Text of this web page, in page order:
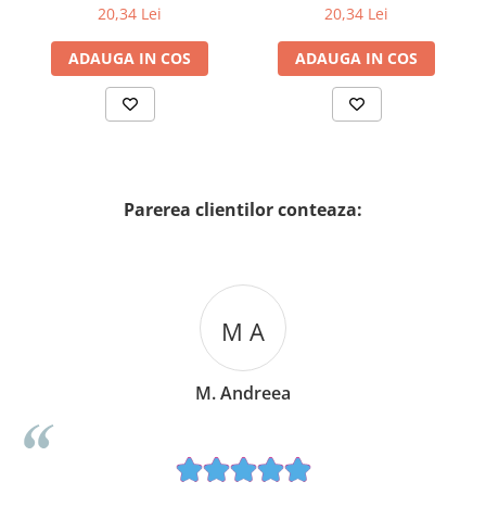
20,34 Lei
ADAUGA IN COS
20,34 Lei
ADAUGA IN COS
Parerea clientilor conteaza:
M A
M. Andreea